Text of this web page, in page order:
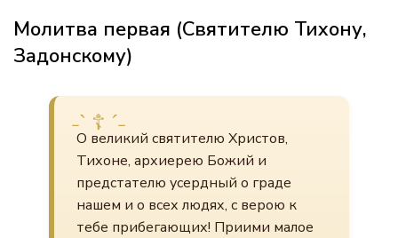
Молитва первая (Святителю Тихону,
Задонскому)
О великий святителю Христов,
Тихоне, архиерею Божий и
предстателю усердный о граде
нашем и о всех людях, с верою к
тебе прибегающих! Приими малое